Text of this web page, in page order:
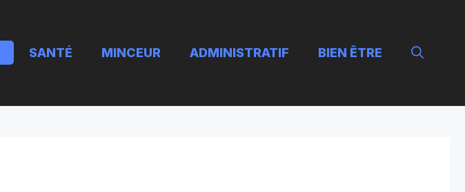
SANTÉ MINCEUR ADMINISTRATIF BIEN ÊTRE